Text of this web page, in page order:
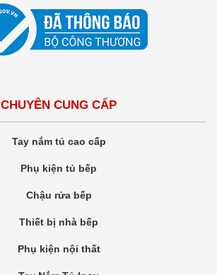
CHUYÊN CUNG CẤP
Tay nắm tủ cao cấp
Phụ kiện tủ bếp
Chậu rửa bếp
Thiết bị nhà bếp
Phụ kiện nội thất